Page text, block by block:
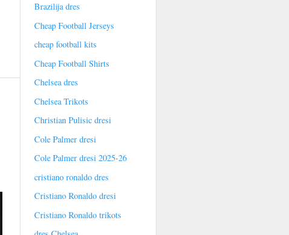
Brazilija dres
Cheap Football Jerseys
cheap football kits
Cheap Football Shirts
Chelsea dres
Chelsea Trikots
Christian Pulisic dresi
Cole Palmer dresi
Cole Palmer dresi 2025-26
cristiano ronaldo dres
Cristiano Ronaldo dresi
Cristiano Ronaldo trikots